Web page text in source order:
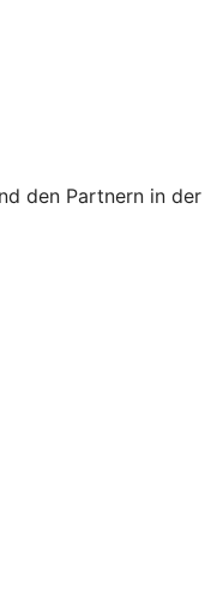
den Partnern in der